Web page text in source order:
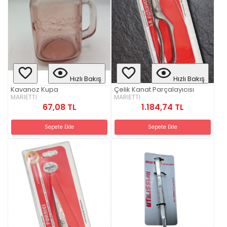
Hızlı Bakış
Kavanoz Kupa
MARIETTI
67,08 TL
Sepete Ekle
Hızlı Bakış
Çelik Kanat Parçalayıcısı
MARIETTI
1.184,74 TL
Sepete Ekle